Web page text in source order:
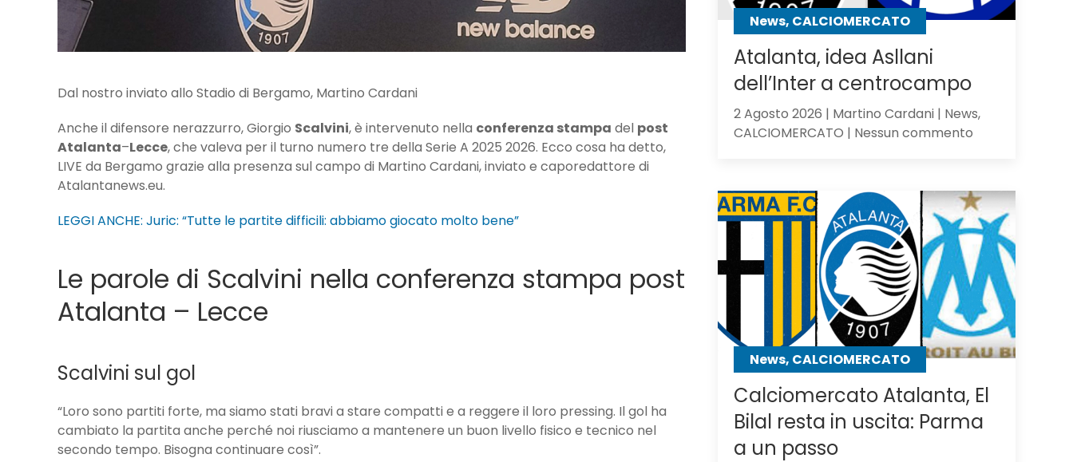
Dal nostro inviato allo Stadio di Bergamo, Martino Cardani
Anche il difensore nerazzurro, Giorgio Scalvini, è intervenuto nella conferenza stampa del post
Atalanta–Lecce, che valeva per il turno numero tre della Serie A 2025 2026. Ecco cosa ha detto,
LIVE da Bergamo grazie alla presenza sul campo di Martino Cardani, inviato e caporedattore di
Atalantanews.eu.
LEGGI ANCHE: Juric: “Tutte le partite difficili: abbiamo giocato molto bene”
Le parole di Scalvini nella conferenza stampa post
Atalanta – Lecce
Scalvini sul gol
“Loro sono partiti forte, ma siamo stati bravi a stare compatti e a reggere il loro pressing. Il gol ha
cambiato la partita anche perché noi riusciamo a mantenere un buon livello fisico e tecnico nel
secondo tempo. Bisogna continuare così”.
contro
gli
News, CALCIOMERCATO
Atalanta, idea Asllani
dell’Inter a centrocampo
2 Agosto 2026 | Martino Cardani | News,
CALCIOMERCATO | Nessun commentosu
Asllani
dell’Inter
a
centrocampo
News, CALCIOMERCATO
Calciomercato Atalanta, El
Bilal resta in uscita: Parma
a un passo